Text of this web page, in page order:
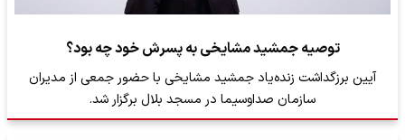
توصیه جمشید مشایخی به پسرش خود چه بود؟
آیین برزگداشت زنده‌یاد جمشید مشایخی با حضور جمعی از مدیران
سازمان صداوسیما در مسجد بلال برگزار شد.